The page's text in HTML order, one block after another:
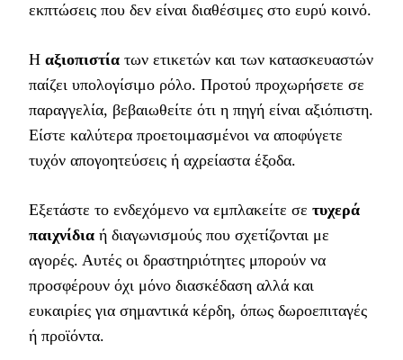
εκπτώσεις που δεν είναι διαθέσιμες στο ευρύ κοινό.
Η αξιοπιστία των ετικετών και των κατασκευαστών
παίζει υπολογίσιμο ρόλο. Προτού προχωρήσετε σε
παραγγελία, βεβαιωθείτε ότι η πηγή είναι αξιόπιστη.
Είστε καλύτερα προετοιμασμένοι να αποφύγετε
τυχόν απογοητεύσεις ή αχρείαστα έξοδα.
Εξετάστε το ενδεχόμενο να εμπλακείτε σε τυχερά
παιχνίδια ή διαγωνισμούς που σχετίζονται με
αγορές. Αυτές οι δραστηριότητες μπορούν να
προσφέρουν όχι μόνο διασκέδαση αλλά και
ευκαιρίες για σημαντικά κέρδη, όπως δωροεπιταγές
ή προϊόντα.